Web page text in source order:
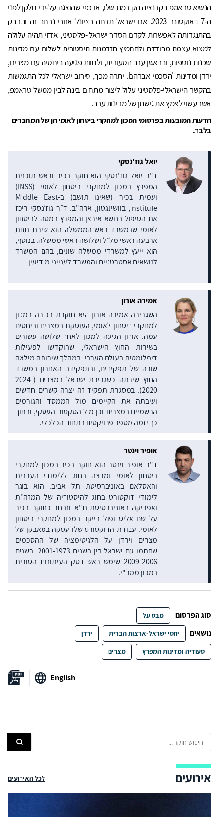
הנשיא טראמפ בקדנציה הקודמת שלו, או כפי שהוצגה על-ידי חלקן לפני
ה-7 באוקטובר 2023. אם ישראל תדחה רציונל אזורי נרחב זה ותדבק
בהתנגדותה לאפשרות לקדם הסדר ישראלי-פלסטיני, אדזי תהיה עלולה
למצוא עצמה מבודדת ולהחמיץ הזדמנות היסטורית לשלום עם מדינות
שכנות נוספות, ובראשן ערב הסעודית, ולחוות פגיעה ביחסיה עם מצרים,
ירדן ומדינות 'הסכמי אברהם'. יתרה מכך, סירוב ישראלי לכל התגמשות
בהקשר הישראלי-פלסטיני עלול ליצור מתחים בינה לבין ממשל טראמפ,
אשר עשוי לאמץ את גישתן של מדינות ערב.
הדעות המובעות בפרסומי המכון למחקרי ביטחון לאומי הן של המחברים
בלבד.
יואל גוז'נסקי
ד"ר יואל גוז'נסקי הוא חוקר בכיר וראש תוכנית
המפרץ במכון למחקרי ביטחון לאומי (INSS)
ועמית בכיר (שאינו תושב) ב-Middle East
Institute, בוושינגטון, ארה"ב. ד״ר גוז׳נסקי ריכז
את הטיפול בנושא איראן והמפרץ במטה לביטחון
לאומי שבמשרד ראש הממשלה הוא שירת תחת
ארבעה ראשי מל״ל ושלושה ראשי ממשלה. בנוסף,
הוא ייעץ למשרדי ממשלה שונים, בהם המשרד
לנושאים אסטרטגיים והמשרד לענייני מודיעין.
אמירה אורון
השגרירה אמירה אורון היא חוקרת בכירה במכון
למחקרי ביטחון לאומי, העוסקת במצרים וביחסים
עמה. אורון הגיעה למכון לאחר שלושה עשורים
בשירות החוץ הישראלי, שהוקדשו לפעילות
דיפלומטית בעולם הערבי. במהלך שירותה מילאה
שורה של תפקידים, ובתפקידה האחרון במשרד
החוץ שירתה כשגרירת ישראל במצרים (2024-
2020). במסגרת תפקיד זה יצרה קשרים חדשים
ועיבתה את הקיימים מול הממסד והגורמים
הרשמיים במצרים וכן מול הסקטור העסקי, ובתוך
כך יזמה מספר פרויקטים בתחום הכלכלי.
אופיר וינטר
ד"ר אופיר וינטר הוא חוקר בכיר במכון למחקרי
ביטחון לאומי ומרצה בחוג ללימודי הערבית
והאסלאם באוניברסיטת תל אביב. הוא בוגר
לימודי דוקטורט בחוג להיסטוריה של המזה"ת
ואפריקה באוניברסיטת ת"א ונבחר כחוקר בכיר
על שם אליס ופול בייקר במכון למחקרי ביטחון
לאומי. עבודת הדוקטורט שלו עסקה במאבקן של
מצרים וירדן על הלגיטימציה של ההסכמים
שחתמו עם ישראל בין השנים 2001-1973. בשנים
2009-2006 שימש ראש דסק העיתונות הסורית
במכון ממר"י.
סוג הפרסום מבט על
נושאים יחסי ישראל-ארצות הברית ירדן
סעודיה ומדינות המפרץ מצרים
English
אירועים לכל האירועים